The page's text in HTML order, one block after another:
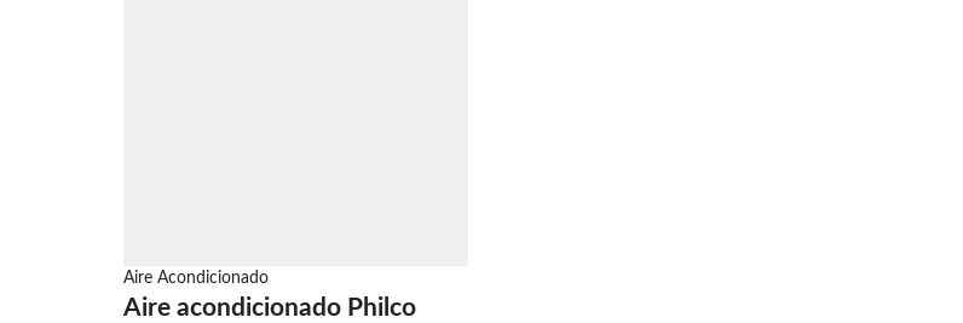
Aire Acondicionado
Aire acondicionado Philco